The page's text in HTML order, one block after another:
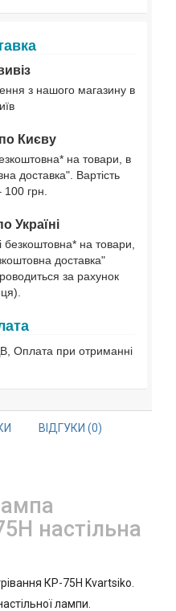
з нашого магазину в
Києву
на товари, в
доставка". Вартість
100 грн.
Україні
безкоштовна* на товари,
доставка"
за рахунок
Оплата при отриманні
ВІДГУКИ (0)
настільна
КР-75Н Kvartsiko.
лампи.